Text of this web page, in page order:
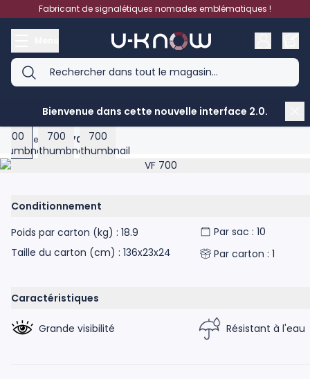
Aller au contenuFabricant de signalétiques nomades emblématiques !
Bienvenue dans cette nouvelle interface 2.0.
Accueil > VF 700
Product image gallery - scroll to see more images
Conditionnement
Poids par carton (kg) : 18.9
Taille du carton (cm) : 136x23x24
Par sac : 10
Par carton : 1
Caractéristiques
Grande visibilité Résistant à l'eau